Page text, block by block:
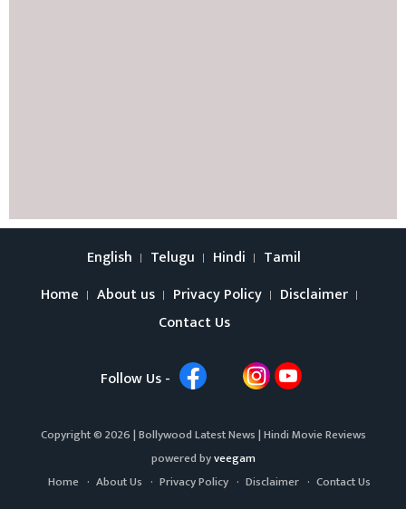
English Telugu Hindi
Tamil
Home
About us Privacy Policy
Disclaimer
Contact Us
Follow Us -
Copyright © 2026 |Bollywood Latest News|Hindi Movie Reviews
powered byveegam
Home
About Us Privacy Policy Disclaimer Contact Us